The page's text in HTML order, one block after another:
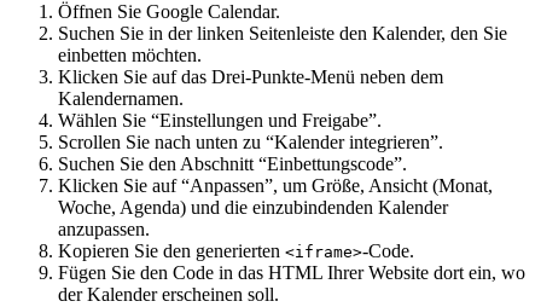
Öffnen Sie Google Calendar.
Suchen Sie in der linken Seitenleiste den Kalender, den Sie
einbetten möchten.
Klicken Sie auf das Drei-Punkte-Menü neben dem
Kalendernamen.
Wählen Sie “Einstellungen und Freigabe”.
Scrollen Sie nach unten zu “Kalender integrieren”.
Suchen Sie den Abschnitt “Einbettungscode”.
Klicken Sie auf “Anpassen”, um Größe, Ansicht (Monat,
Woche, Agenda) und die einzubindenden Kalender
anzupassen.
Kopieren Sie den generierten <iframe>-Code.
Fügen Sie den Code in das HTML Ihrer Website dort ein, wo
der Kalender erscheinen soll.